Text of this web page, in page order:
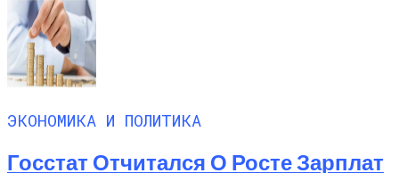
ЭКОНОМИКА И ПОЛИТИКА
Госстат Отчитался О Росте Зарплат